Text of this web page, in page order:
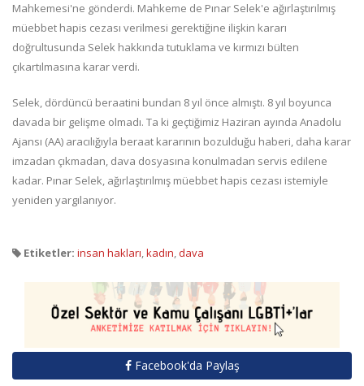
Mahkemesi'ne gönderdi. Mahkeme de Pınar Selek'e ağırlaştırılmış
müebbet hapis cezası verilmesi gerektiğine ilişkin kararı
doğrultusunda Selek hakkında tutuklama ve kırmızı bülten
çıkartılmasına karar verdi.
Selek, dördüncü beraatini bundan 8 yıl önce almıştı. 8 yıl boyunca
davada bir gelişme olmadı. Ta ki geçtiğimiz Haziran ayında Anadolu
Ajansı (AA) aracılığıyla beraat kararının bozulduğu haberi, daha karar
imzadan çıkmadan, dava dosyasına konulmadan servis edilene
kadar. Pınar Selek, ağırlaştırılmış müebbet hapis cezası istemiyle
yeniden yargılanıyor.
Etiketler: insan hakları,kadın,dava
Facebook'da Paylaş